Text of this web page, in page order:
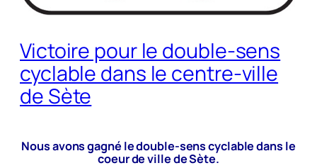
Victoire pour le double-sens
cyclable dans le centre-ville
de Sète
Nous avons gagné le double-sens cyclable dans le
coeur de ville de Sète.